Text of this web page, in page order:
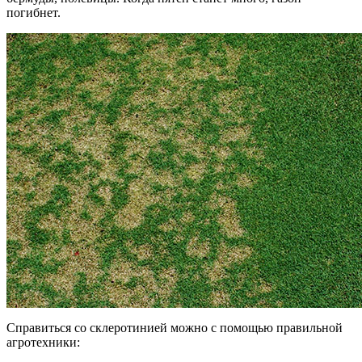
погибнет.
Справиться со склеротинией можно с помощью правильной
агротехники: